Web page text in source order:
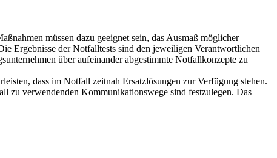
müssen dazu geeignet sein, das Ausmaß möglicher
Ergebnisse der Notfalltests sind den jeweiligen Verantwortlichen
über aufeinander abgestimmte Notfallkonzepte zu
dass im Notfall zeitnah Ersatzlösungen zur Verfügung stehen.
zu verwendenden Kommunikationswege sind festzulegen. Das